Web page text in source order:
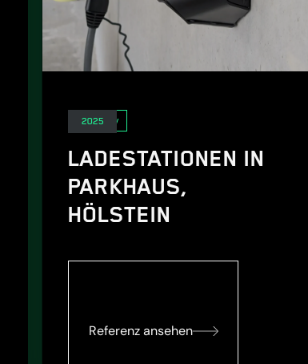
E-Mobility
LADESTATIONEN IN
PARKHAUS,
HÖLSTEIN
Referenz ansehen
2025